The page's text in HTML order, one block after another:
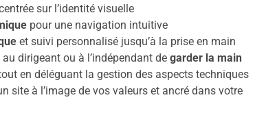
sur l’identité visuelle
pour une navigation intuitive
et suivi personnalisé jusqu’à la prise en main
dirigeant ou à l’indépendant de garder la main
en déléguant la gestion des aspects techniques
site à l’image de vos valeurs et ancré dans votre